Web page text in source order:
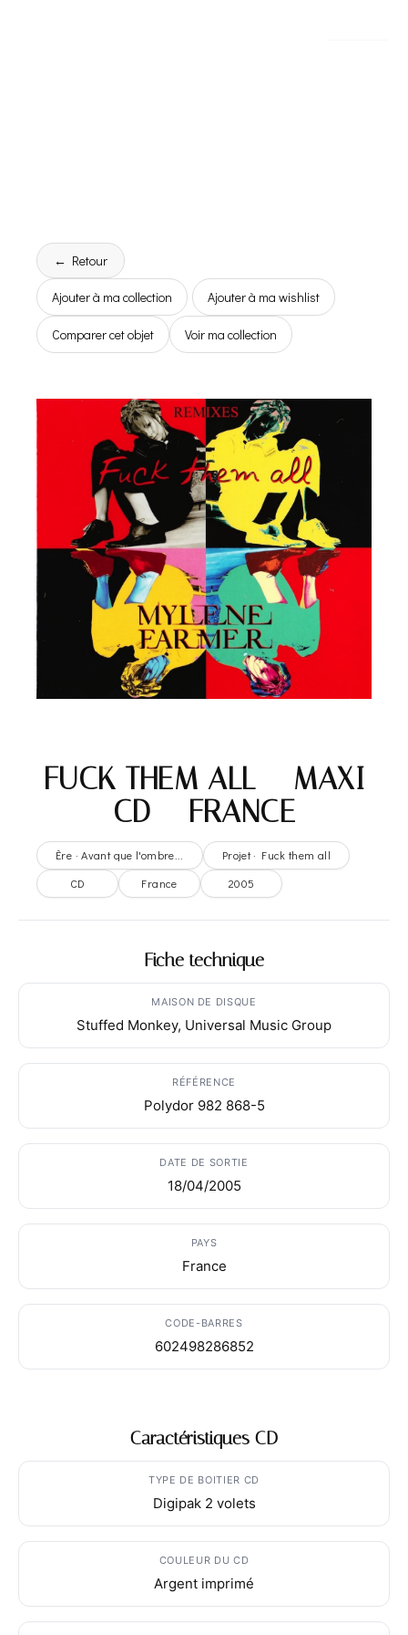
← Retour
Ajouter à ma collection Ajouter à ma wishlist
Comparer cet objet Voir ma collection
FUCK THEM ALL – MAXI
CD – FRANCE
Ère · Avant que l'ombre...
Projet · Fuck them all
CD
France 2005
Fiche technique
MAISON DE DISQUE
Stuffed Monkey, Universal Music Group
RÉFÉRENCE
Polydor 982 868-5
DATE DE SORTIE
18/04/2005
PAYS
France
CODE-BARRES
602498286852
Caractéristiques CD
TYPE DE BOITIER CD
Digipak 2 volets
COULEUR DU CD
Argent imprimé